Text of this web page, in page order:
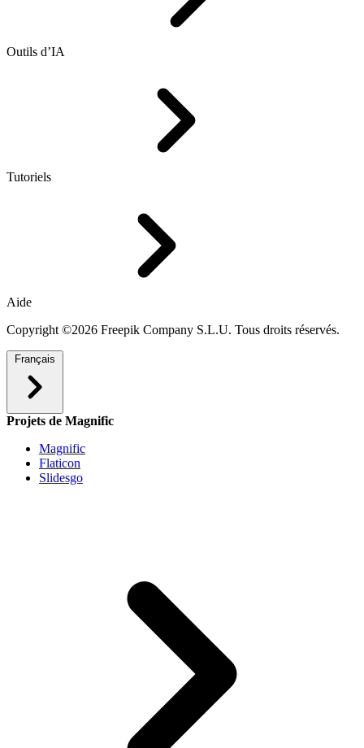
Outils d’IA
Tutoriels
Aide
Copyright ©2026 Freepik Company S.L.U. Tous droits réservés.
Français
Projets de Magnific
Magnific
Flaticon
Slidesgo